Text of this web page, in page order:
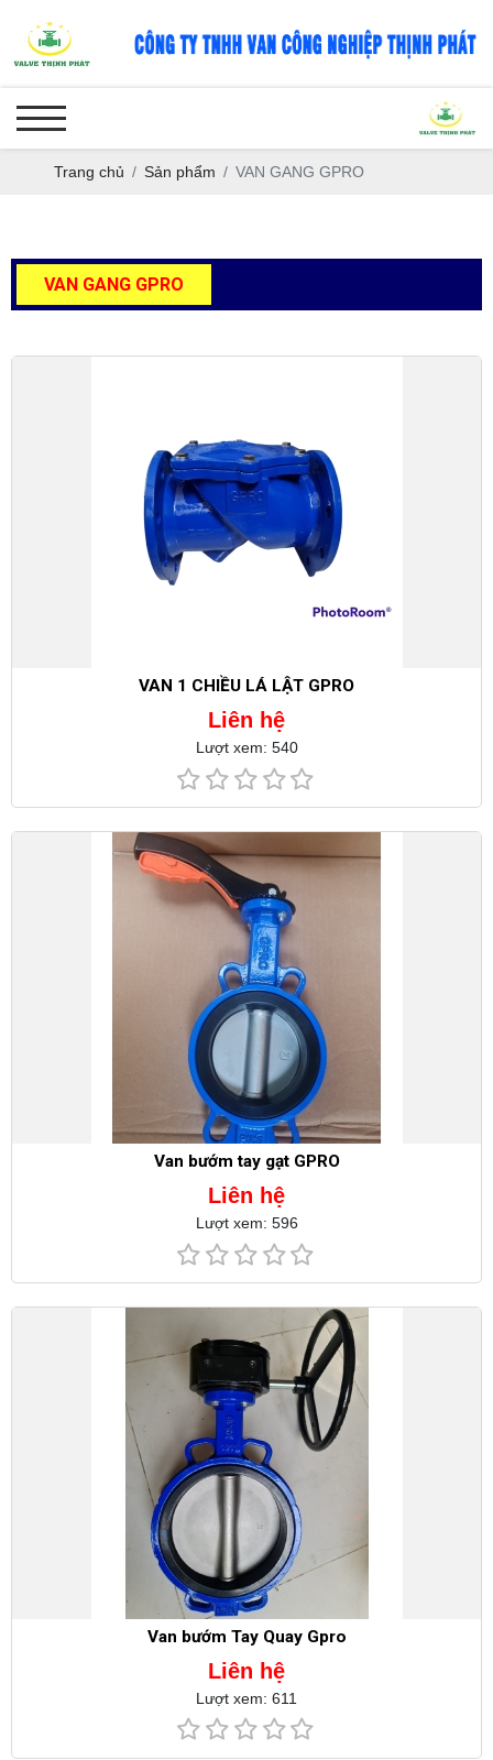
Trang chủ Sản phẩm VAN GANG GPRO
VAN GANG GPRO
VAN 1 CHIỀU LÁ LẬT GPRO
Liên hệ
Lượt xem: 540
Van bướm tay gạt GPRO
Liên hệ
Lượt xem: 596
Van bướm Tay Quay Gpro
Liên hệ
Lượt xem: 611